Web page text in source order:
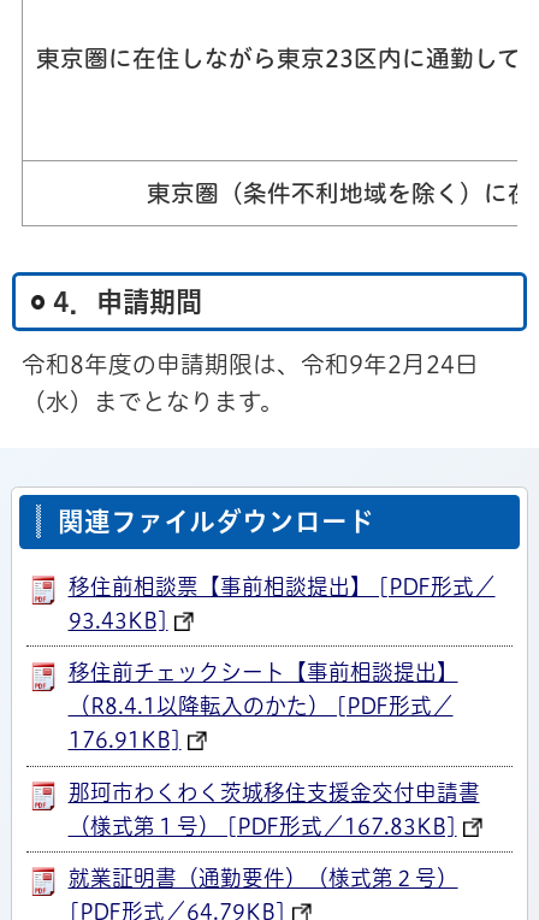
東京圏に在住しながら東京23区内に通勤して
東京圏（条件不利地域を除く）に
4．申請期間
令和8年度の申請期限は、令和9年2月24日
（水）までとなります。
関連ファイルダウンロード
移住前相談票【事前相談提出】 [PDF形式／
93.43KB]
移住前チェックシート【事前相談提出】
（R8.4.1以降転入のかた） [PDF形式／
176.91KB]
那珂市わくわく茨城移住支援金交付申請書
（様式第１号） [PDF形式／167.83KB]
就業証明書（通勤要件）（様式第２号）
[PDF形式／64.79KB]